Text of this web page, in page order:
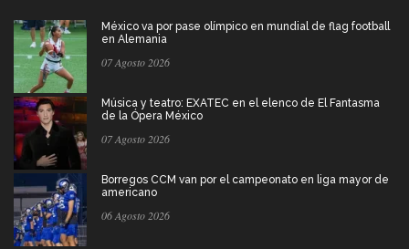
México va por pase olímpico en mundial de flag football
en Alemania
07 Agosto 2026
Música y teatro: EXATEC en el elenco de El Fantasma
de la Ópera México
07 Agosto 2026
Borregos CCM van por el campeonato en liga mayor de
americano
06 Agosto 2026